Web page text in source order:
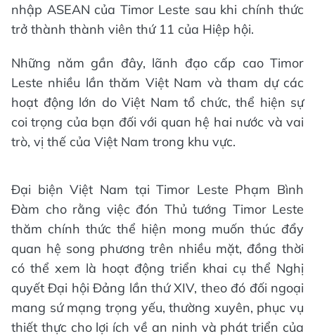
nhập ASEAN của Timor Leste sau khi chính thức
trở thành thành viên thứ 11 của Hiệp hội.
Những năm gần đây, lãnh đạo cấp cao Timor
Leste nhiều lần thăm Việt Nam và tham dự các
hoạt động lớn do Việt Nam tổ chức, thể hiện sự
coi trọng của bạn đối với quan hệ hai nước và vai
trò, vị thế của Việt Nam trong khu vực.
Đại biện Việt Nam tại Timor Leste Phạm Bình
Đàm cho rằng việc đón Thủ tướng Timor Leste
thăm chính thức thể hiện mong muốn thúc đẩy
quan hệ song phương trên nhiều mặt, đồng thời
có thể xem là hoạt động triển khai cụ thể Nghị
quyết Đại hội Đảng lần thứ XIV, theo đó đối ngoại
mang sứ mạng trọng yếu, thường xuyên, phục vụ
thiết thực cho lợi ích về an ninh và phát triển của